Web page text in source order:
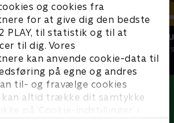
og cookies fra
for at give dig den bedste
PLAY, til statistik og til at
til dig. Vores
kan anvende cookie-data til
på egne og andres
til- og fravælge cookies
kan altid trække dit samtykke
på ’Cookie-indstillinger’ i
Miniteve:
Børneserier •